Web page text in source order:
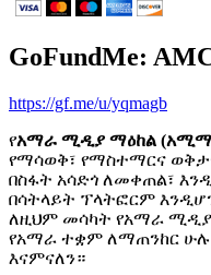
GoFundMe:
https://gf.me/u/yqmagb
የአማራ ሚዲያ ማዕከል
የማሳወቅ፣ የማስተማርና
በስፋት አሳድጎ ለመቀጠል፣
በሳትላይት ፕላትፎርም
ለዚህም መሳካት የአማራ ሚዲያ
የአማራ ተቋም ለማጠንከር
እናምናለን።